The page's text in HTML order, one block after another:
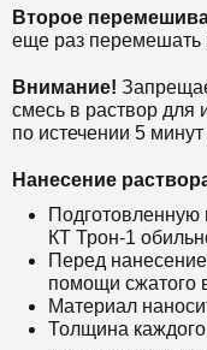
Второе
еще раз перемешать
Внимание!
смесь в раствор для
по истечении 5
Нанесение
Подготовленную
КТ Трон-1
Перед
помощи сжатого
Материал
Толщина